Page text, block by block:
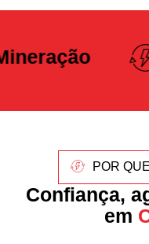
Saneamento
POR
Confiança,
em